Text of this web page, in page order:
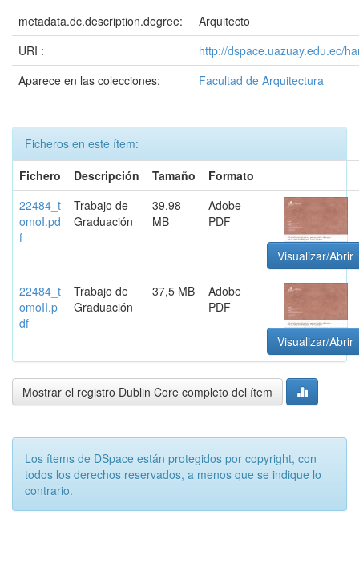
metadata.dc.description.degree:
Arquitecto
URI :
http://dspace.uazuay.edu.ec/
Aparece en las colecciones:
Facultad de Arquitectura
Ficheros en este ítem:
Fichero
Descripción Tamaño
Formato
22484_t
omoI.pd
f
Trabajo de
Graduación
39,98
MB
Adobe
PDF
Visualizar/Abrir
22484_t
omoII.p
df
Trabajo de
Graduación
37,5 MB
Adobe
PDF
Visualizar/Abrir
Mostrar el registro Dublin Core completo del ítem
Los ítems de DSpace están protegidos por copyright, con
todos los derechos reservados, a menos que se indique lo
contrario.